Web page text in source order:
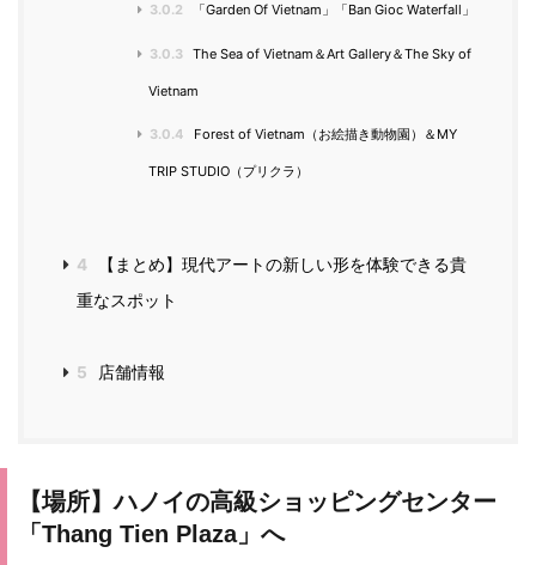
3.0.2 「Garden Of Vietnam」「Ban Gioc Waterfall」
3.0.3 The Sea of Vietnam＆Art Gallery＆The Sky of
Vietnam
3.0.4 Forest of Vietnam（お絵描き動物園）＆MY
TRIP STUDIO（プリクラ）
4
【まとめ】現代アートの新しい形を体験できる貴
重なスポット
5 店舗情報
【場所】ハノイの高級ショッピングセンター
「Thang Tien Plaza」へ